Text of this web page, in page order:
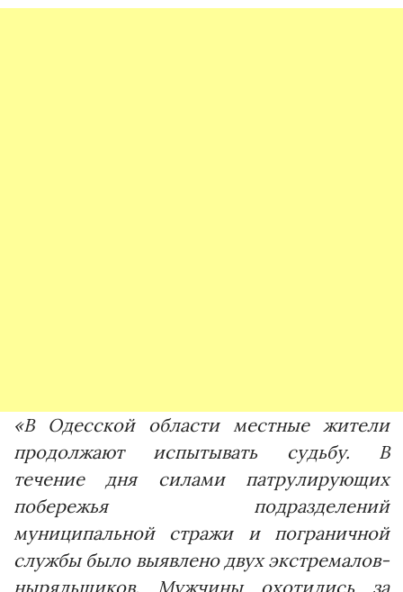
«В Одесской области местные жители
продолжают испытывать судьбу. В
течение дня силами патрулирующих
побережья подразделений
муниципальной стражи и пограничной
службы было выявлено двух экстремалов-
ныряльщиков. Мужчины охотились за